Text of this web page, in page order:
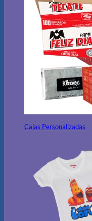
Cajas Personalizadas